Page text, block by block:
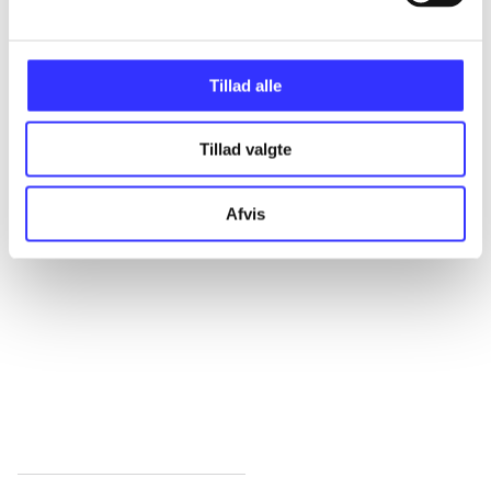
Tillad alle
Tillad valgte
Afvis
...
...